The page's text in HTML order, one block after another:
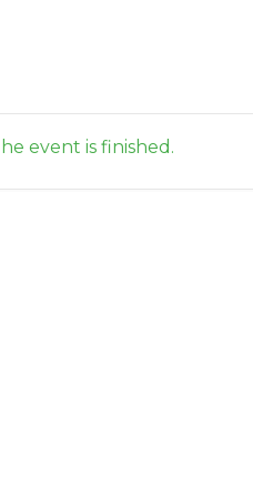
event is finished.